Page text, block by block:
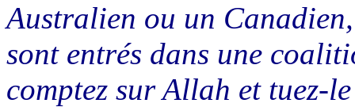
Australien ou un
sont entrés dans une
comptez sur Allah et tuez-